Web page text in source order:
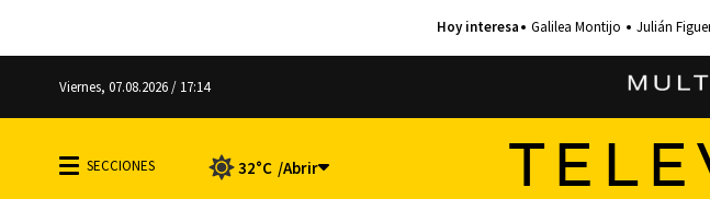
Galilea Montijo Julián
Viernes, 07.08.2026 / 17:14
32°C